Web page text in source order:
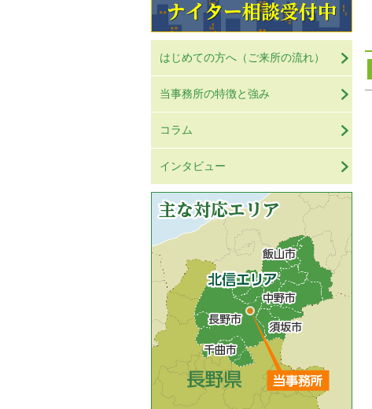
はじめての方へ（ご来所の流れ）
当事務所の特徴と強み
コラム
インタビュー